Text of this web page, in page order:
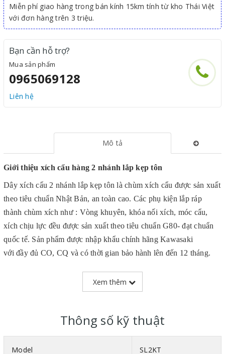
Miễn phí giao hàng trong bán kính 15km tính từ kho Thái Việt
với đơn hàng trên 3 triệu.
Bạn cần hỗ trợ?
Mua sản phẩm
0965069128
Liên hệ
Mô tả
Giới thiệu xích cẩu hàng 2 nhánh lắp kẹp tôn
Dây xích cẩu 2 nhánh lắp kẹp tôn là chùm xích cẩu được sản xuất
theo tiêu chuẩn Nhật Bản, an toàn cao. Các phụ kiện lắp ráp
thành chùm xích như : Vòng khuyên, khóa nối xích, móc cẩu,
xích chịu lực đều được sản xuất theo tiêu chuẩn G80- đạt chuẩn
quốc tế. Sản phẩm được nhập khẩu chính hãng Kawasaki
với đầy đủ CO, CQ và có thời gian bảo hành lên đến 12 tháng.
Xem thêm
Thông số kỹ thuật
Model SL2KT